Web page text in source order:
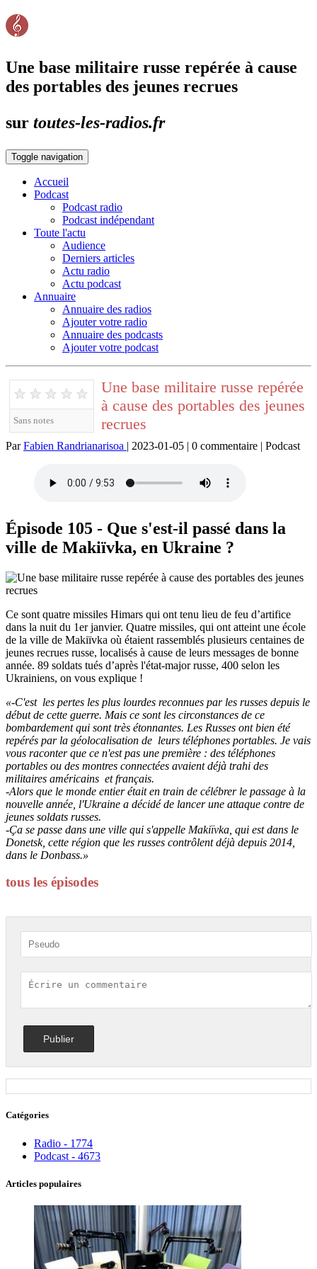
Une base militaire russe repérée à cause
des portables des jeunes recrues
sur toutes-les-radios.fr
Toggle navigation
Accueil
Podcast
Podcast radio
Podcast indépendant
Toute l'actu
Audience
Derniers articles
Actu radio
Actu podcast
Annuaire
Annuaire des radios
Ajouter votre radio
Annuaire des podcasts
Ajouter votre podcast
★ ★ ★ ★ ★
Sans notes
Une base militaire russe repérée
à cause des portables des jeunes
recrues
ParFabien Randrianarisoa | 2023-01-05 | 0 commentaire | Podcast
Épisode 105 - Que s'est-il passé dans la
ville de Makiïvka, en Ukraine ?
Ce sont quatre missiles Himars qui ont tenu lieu de feu d’artifice
dans la nuit du 1er janvier. Quatre missiles, qui ont atteint une école
de la ville de Makiïvka où étaient rassemblés plusieurs centaines de
jeunes recrues russe, localisés à cause de leurs messages de bonne
année. 89 soldats tués d’après l'état-major russe, 400 selon les
Ukrainiens, on vous explique !
«-C'est les pertes les plus lourdes reconnues par les russes depuis le
début de cette guerre. Mais ce sont les circonstances de ce
bombardement qui sont très étonnantes. Les Russes ont bien été
repérés par la géolocalisation de leurs téléphones portables. Je vais
vous raconter que ce n'est pas une première : des téléphones
portables ou des montres connectées avaient déjà trahi des
militaires américains et français.
-Alors que le monde entier était en train de célébrer le passage à la
nouvelle année, l'Ukraine a décidé de lancer une attaque contre de
jeunes soldats russes.
-Ça se passe dans une ville qui s'appelle Makiïvka, qui est dans le
Donetsk, cette région que les russes contrôlent déjà depuis 2014,
dans le Donbass.»
tous les épisodes
Catégories
Radio - 1774
Podcast - 4673
Articles populaires